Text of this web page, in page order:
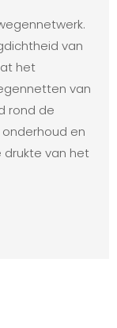
van
het
van
rond de
onderhoud en
drukte van het